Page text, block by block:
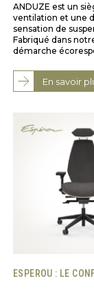
ANDUZE est un
ventilation et une
sensation de
Fabriqué dans
démarche
En savoir
ESPEROU : LE